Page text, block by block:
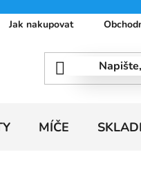
Jak nakupovat
MÍČE